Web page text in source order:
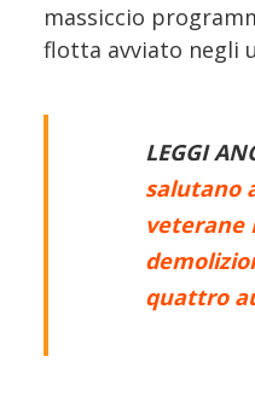
massiccio
flotta avviato negli
LEGGI
salutano
veterane
quattro